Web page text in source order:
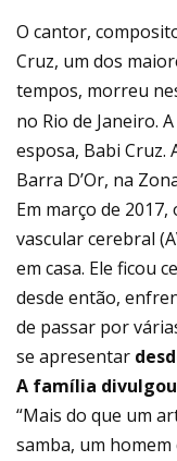
O cantor,
Cruz, um dos
tempos, morreu
no Rio de Janeiro.
esposa, Babi
Barra D’Or, na
Em março de
vascular cerebral
em casa. Ele ficou
desde então,
de passar por
se apresentar
A família
“Mais do que um
samba, um